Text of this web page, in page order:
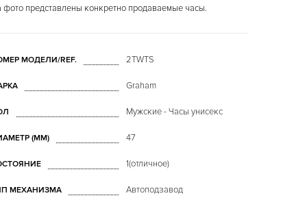
фото представлены конкретно продаваемые часы.
МОДЕЛИ/REF. 2TWTS
Graham
Мужские - Часы унисекс
(MM) 47
1(отличное)
МЕХАНИЗМА Автоподзавод